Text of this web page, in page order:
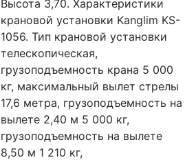
Высота 3,70. Характеристики
крановой установки Kanglim KS-
1056. Тип крановой установки
телескопическая,
грузоподъемность крана 5 000
кг, максимальный вылет стрелы
17,6 метра, грузоподъемность на
вылете 2,40 м 5 000 кг,
грузоподъемность на вылете
8,50 м 1 210 кг,